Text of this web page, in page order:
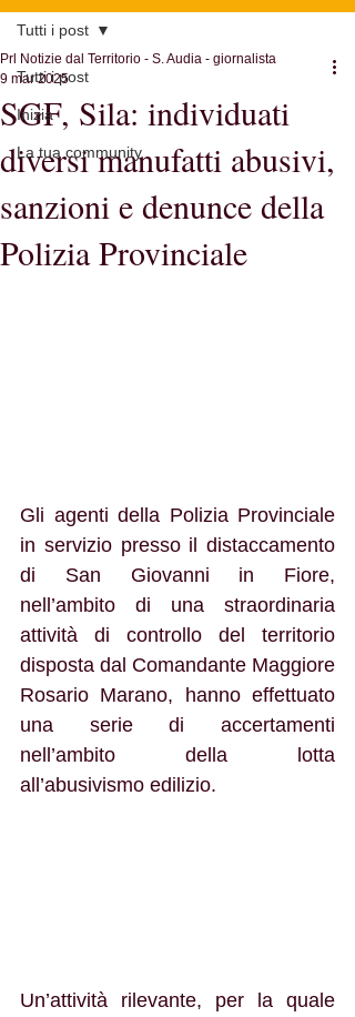
Tutti i post
Inizia
La tua community
Tutti i post
SGF, Sila: individuati
diversi manufatti abusivi,
sanzioni e denunce della
Polizia Provinciale
Prl Notizie dal Territorio - S. Audia - giornalista
9 mar 2025
Gli agenti della Polizia Provinciale
in servizio presso il distaccamento
di San Giovanni in Fiore,
nell’ambito di una straordinaria
attività di controllo del territorio
disposta dal Comandante Maggiore
Rosario Marano, hanno effettuato
una serie di accertamenti
nell’ambito della lotta
all’abusivismo edilizio.
Un’attività rilevante, per la quale